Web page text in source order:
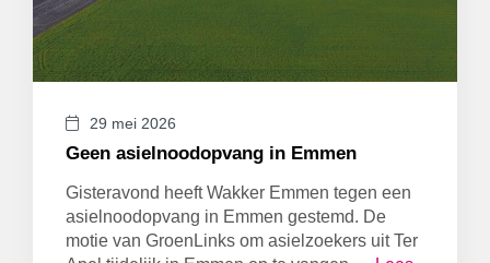
29 mei 2026
Geen asielnoodopvang in Emmen
Gisteravond heeft Wakker Emmen tegen een
asielnoodopvang in Emmen gestemd. De
motie van GroenLinks om asielzoekers uit Ter